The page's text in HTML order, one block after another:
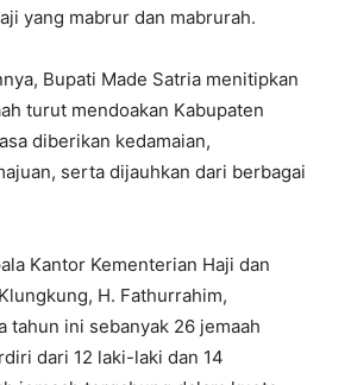
yang mabrur dan mabrurah.
Bupati Made Satria menitipkan
turut mendoakan Kabupaten
diberikan kedamaian,
serta dijauhkan dari berbagai
Kantor Kementerian Haji dan
H. Fathurrahim,
tahun ini sebanyak 26 jemaah
dari 12 laki-laki dan 14